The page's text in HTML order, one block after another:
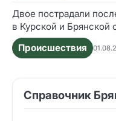
Двое пострадали
в Курской и Брянской
Происшествия
Справочник